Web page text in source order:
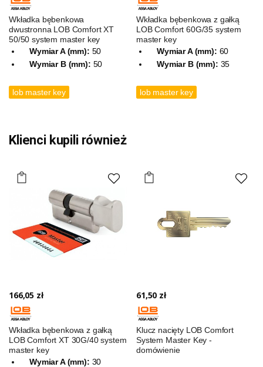
Wkładka bębenkowa
dwustronna LOB Comfort XT
50/50 system master key
Wymiar A (mm): 50
Wymiar B (mm): 50
lob master key
Wkładka bębenkowa z gałką
LOB Comfort 60G/35 system
master key
Wymiar A (mm): 60
Wymiar B (mm): 35
lob master key
Klienci kupili również
166,05 zł
Wkładka bębenkowa z gałką
LOB Comfort XT 30G/40 system
master key
Wymiar A (mm): 30
61,50 zł
Klucz nacięty LOB Comfort
System Master Key -
domówienie